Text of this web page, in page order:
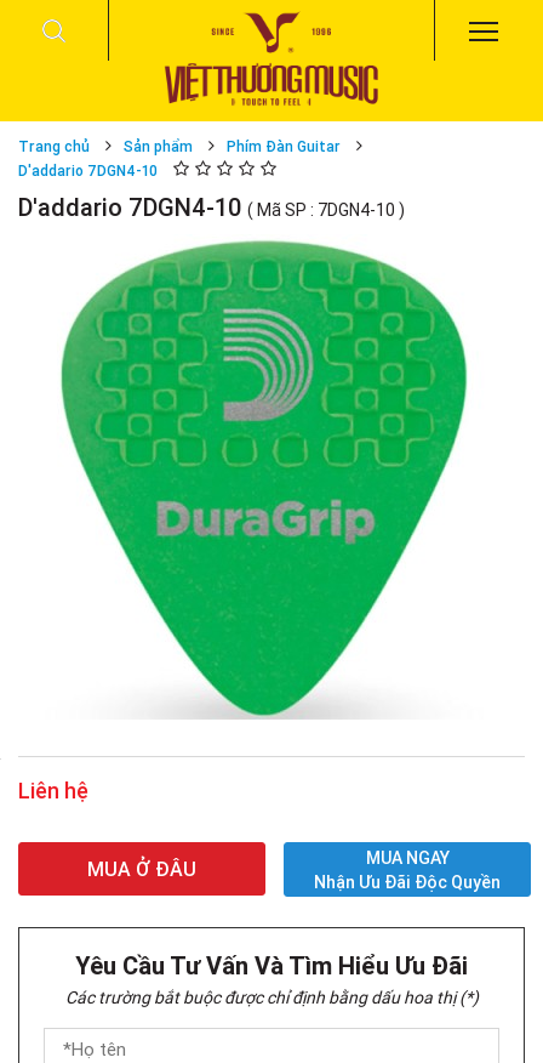
Trang chủ Sản phẩm
Phím Đàn Guitar
D'addario 7DGN4-10
D'addario 7DGN4-10 ( Mã SP : 7DGN4-10 )
Liên hệ
MUA Ở ĐÂU
MUA NGAY
Nhận Ưu Đãi Độc Quyền
Yêu Cầu Tư Vấn Và Tìm Hiểu Ưu Đãi
Các trường bắt buộc được chỉ định bằng dấu hoa thị (*)